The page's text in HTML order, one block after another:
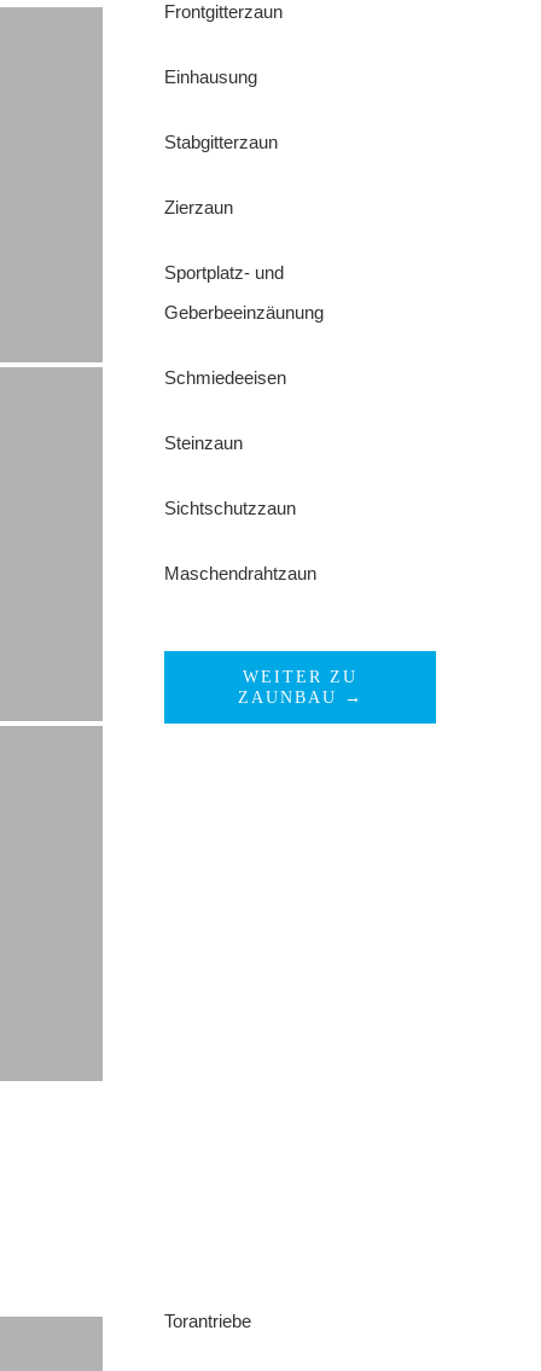
Frontgitterzaun
Einhausung
Stabgitterzaun
Zierzaun
Sportplatz- und
Geberbeeinzäunung
Schmiedeeisen
Steinzaun
Sichtschutzzaun
Maschendrahtzaun
WEITER ZU
ZAUNBAU →
Torantriebe